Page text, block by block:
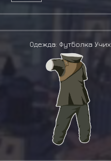
Одежда: Футболка